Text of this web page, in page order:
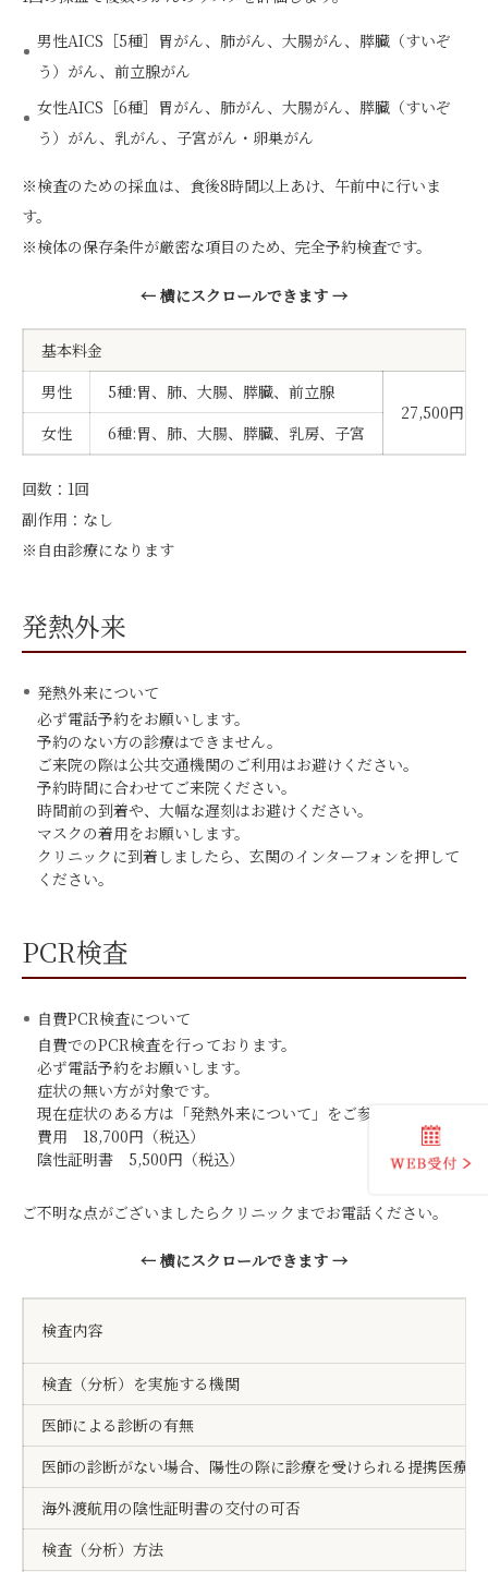
男性AICS［5種］胃がん、肺がん、大腸がん、膵臓（すいぞ
う）がん、前立腺がん
女性AICS［6種］胃がん、肺がん、大腸がん、膵臓（すいぞ
う）がん、乳がん、子宮がん・卵巣がん
※検査のための採血は、食後8時間以上あけ、午前中に行いま
す。
※検体の保存条件が厳密な項目のため、完全予約検査です。
← 横にスクロールできます →
基本料金
男性
5種:胃、肺、大腸、膵臓、前立腺
27,500円（
女性
6種:胃、肺、大腸、膵臓、乳房、子宮
回数：1回
副作用：なし
※自由診療になります
発熱外来
発熱外来について
必ず電話予約をお願いします。
予約のない方の診療はできません。
ご来院の際は公共交通機関のご利用はお避けください。
予約時間に合わせてご来院ください。
時間前の到着や、大幅な遅刻はお避けください。
マスクの着用をお願いします。
クリニックに到着しましたら、玄関のインターフォンを押して
ください。
PCR検査
自費PCR検査について
自費でのPCR検査を行っております。
必ず電話予約をお願いします。
症状の無い方が対象です。
現在症状のある方は「発熱外来について」をご参照ください。
費用 18,700円（税込）
陰性証明書 5,500円（税込）
ご不明な点がございましたらクリニックまでお電話ください。
← 横にスクロールできます →
検査内容
検査（分析）を実施する機関
医師による診断の有無
医師の診断がない場合、陽性の際に診療を受けられる提携医療
海外渡航用の陰性証明書の交付の可否
検査（分析）方法